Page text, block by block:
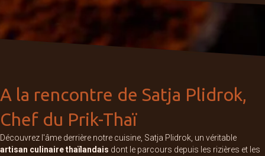
A la rencontre de Satja Plidrok,
Chef du Prik-Thaï
Découvrez l'âme derrière notre cuisine, Satja Plidrok, un véritable
artisan culinaire thaïlandais dont le parcours depuis les rizières et les